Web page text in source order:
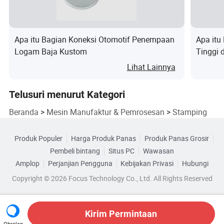
dengan mereka, di mana pun mereka berasal.
Apa itu Bagian Koneksi Otomotif Penempaan
Logam Baja Kustom
Lihat Lainnya
Apa itu
Tinggi
Telusuri menurut Kategori
Beranda > Mesin Manufaktur & Pemrosesan >Stamping
Produk Populer Harga Produk Panas
Produk Panas Grosir
Pembeli bintang
Situs PC
Wawasan
Amplop
Perjanjian Pengguna Kebijakan Privasi
Hubungi
Copyright © 2026 Focus Technology Co., Ltd. All Rights Reserved
Kirim Permintaan